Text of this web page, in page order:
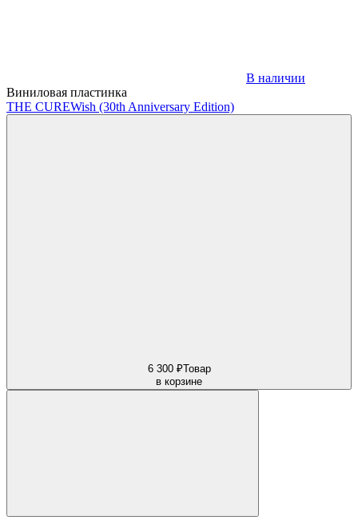
В наличии
Виниловая пластинка
THE CUREWish (30th Anniversary Edition)
6 300 ₽Товар
в корзине